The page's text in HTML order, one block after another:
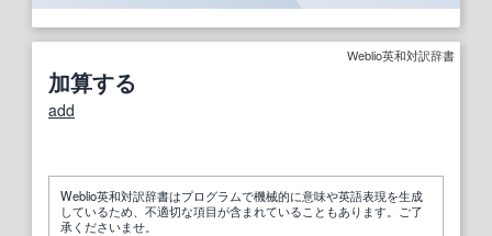
Weblio英和対訳辞書
加算する
add
Weblio英和対訳辞書はプログラムで機械的に意味や英語表現を生成
しているため、不適切な項目が含まれていることもあります。ご了
承くださいませ。